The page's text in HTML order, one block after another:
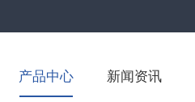
产品中心 新闻资讯